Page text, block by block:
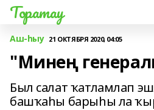
Торатау
Аш-һыу 21 ОКТЯБРЯ 2020, 04:05
"Минең
Был салат ҡатламлап
башҡаһы барыһы ла